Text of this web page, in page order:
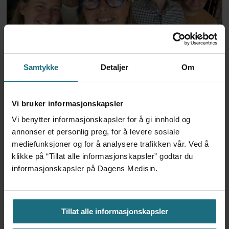
Samtykke Detaljer Om
Vi bruker informasjonskapsler
Vi benytter informasjonskapsler for å gi innhold og
annonser et personlig preg, for å levere sosiale
mediefunksjoner og for å analysere trafikken vår. Ved å
klikke på “Tillat alle informasjonskapsler” godtar du
informasjonskapsler på Dagens Medisin.
Tillat alle informasjonskapsler
Går til nytt forbund
OUS har bidratt til